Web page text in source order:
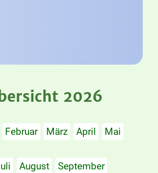
2026
Februar März April Mai
August September